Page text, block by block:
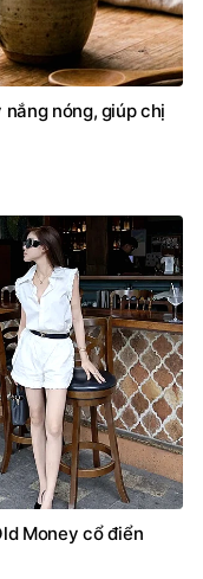
nóng, giúp chị
Money cổ điển